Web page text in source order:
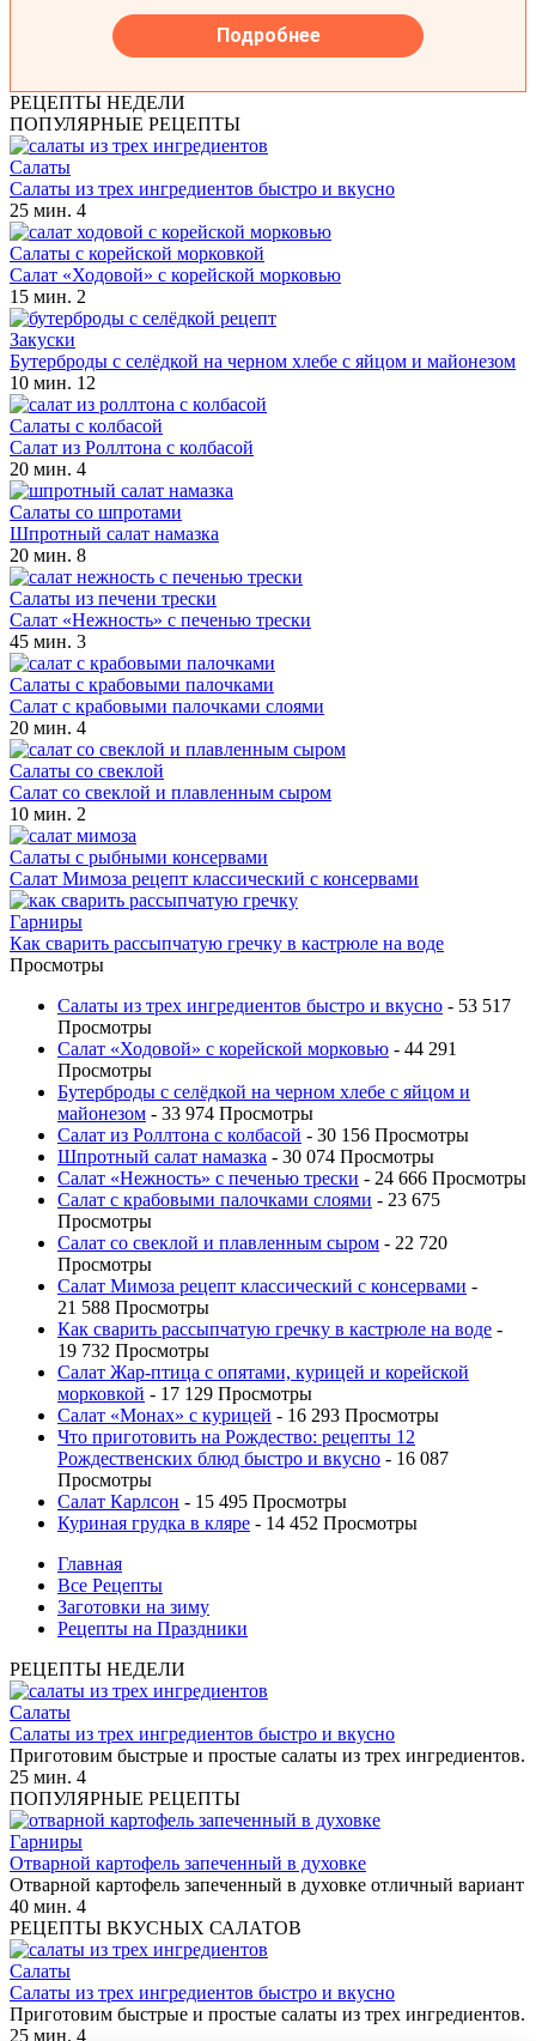
РЕЦЕПТЫ НЕДЕЛИ
ПОПУЛЯРНЫЕ РЕЦЕПТЫ
Салаты
Салаты из трех ингредиентов быстро и вкусно
25 мин. 4
Салаты с корейской морковкой
Салат «Ходовой» с корейской морковью
15 мин. 2
Закуски
Бутерброды с селёдкой на черном хлебе с яйцом и майонезом
10 мин. 12
Салаты с колбасой
Салат из Роллтона с колбасой
20 мин. 4
Салаты со шпротами
Шпротный салат намазка
20 мин. 8
Салаты из печени трески
Салат «Нежность» с печенью трески
45 мин. 3
Салаты с крабовыми палочками
Салат с крабовыми палочками слоями
20 мин. 4
Салаты со свеклой
Салат со свеклой и плавленным сыром
10 мин. 2
Салаты с рыбными консервами
Салат Мимоза рецепт классический с консервами
Гарниры
Как сварить рассыпчатую гречку в кастрюле на воде
Просмотры
Салаты из трех ингредиентов быстро и вкусно - 53 517
Просмотры
Салат «Ходовой» с корейской морковью - 44 291
Просмотры
Бутерброды с селёдкой на черном хлебе с яйцом и
майонезом - 33 974 Просмотры
Салат из Роллтона с колбасой - 30 156 Просмотры
Шпротный салат намазка - 30 074 Просмотры
Салат «Нежность» с печенью трески - 24 666 Просмотры
Салат с крабовыми палочками слоями - 23 675
Просмотры
Салат со свеклой и плавленным сыром - 22 720
Просмотры
Салат Мимоза рецепт классический с консервами -
21 588 Просмотры
Как сварить рассыпчатую гречку в кастрюле на воде -
19 732 Просмотры
Салат Жар-птица с опятами, курицей и корейской
морковкой - 17 129 Просмотры
Салат «Монах» с курицей - 16 293 Просмотры
Что приготовить на Рождество: рецепты 12
Рождественских блюд быстро и вкусно - 16 087
Просмотры
Салат Карлсон - 15 495 Просмотры
Куриная грудка в кляре - 14 452 Просмотры
Главная
Все Рецепты
Заготовки на зиму
Рецепты на Праздники
РЕЦЕПТЫ НЕДЕЛИ
Салаты
Салаты из трех ингредиентов быстро и вкусно
Приготовим быстрые и простые салаты из трех ингредиентов.
25 мин. 4
ПОПУЛЯРНЫЕ РЕЦЕПТЫ
Гарниры
Отварной картофель запеченный в духовке
Отварной картофель запеченный в духовке отличный вариант
40 мин. 4
РЕЦЕПТЫ ВКУСНЫХ САЛАТОВ
Салаты
Салаты из трех ингредиентов быстро и вкусно
Приготовим быстрые и простые салаты из трех ингредиентов.
25 мин. 4